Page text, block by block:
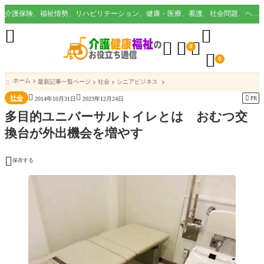
介護保険、福祉情勢、リハビリテーション、健康・医療、看護、社会問題、ヘルスケア業界など様々な切り口から役立つ情報を配信。
  0

 0

 ホーム 最新記事一覧ページ 社会 シニアビジネス
社会  2014年10月31日  2023年12月24日  PR
多目的ユニバーサルトイレとは おむつ交
換台が外出機会を増やす
 保存する